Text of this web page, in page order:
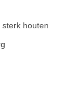
houten